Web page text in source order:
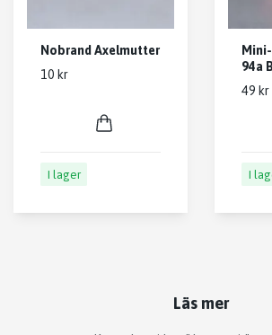
Nobrand Axelmutter
10 kr
I lager
94a
49 kr
I
Läs mer